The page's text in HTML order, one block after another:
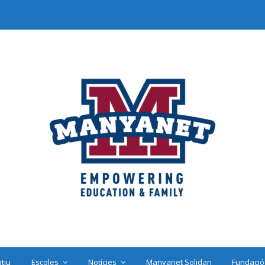
Escoles Notícies Manyanet Solidari Fundació